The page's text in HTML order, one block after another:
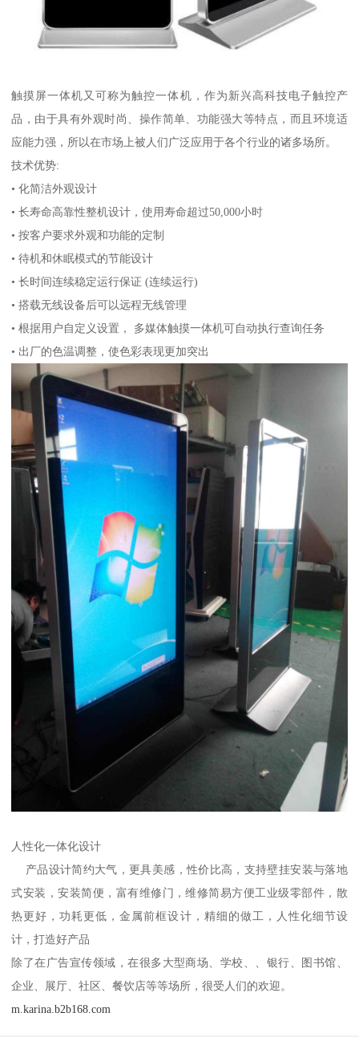
触摸屏一体机又可称为触控一体机，作为新兴高科技电子触控产
品，由于具有外观时尚、操作简单、功能强大等特点，而且环境适
应能力强，所以在市场上被人们广泛应用于各个行业的诸多场所。
技术优势:
• 化简洁外观设计
• 长寿命高靠性整机设计，使用寿命超过50,000小时
• 按客户要求外观和功能的定制
• 待机和休眠模式的节能设计
• 长时间连续稳定运行保证 (连续运行)
• 搭载无线设备后可以远程无线管理
• 根据用户自定义设置， 多媒体触摸一体机可自动执行查询任务
• 出厂的色温调整，使色彩表现更加突出
人性化一体化设计
产品设计简约大气，更具美感，性价比高，支持壁挂安装与落地
式安装，安装简便，富有维修门，维修简易方便工业级零部件，散
热更好，功耗更低，金属前框设计，精细的做工，人性化细节设
计，打造好产品
除了在广告宣传领域，在很多大型商场、学校、、银行、图书馆、
企业、展厅、社区、餐饮店等等场所，很受人们的欢迎。
m.karina.b2b168.com